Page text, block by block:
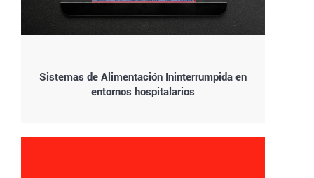
Sistemas de Alimentación Ininterrumpida en
entornos hospitalarios